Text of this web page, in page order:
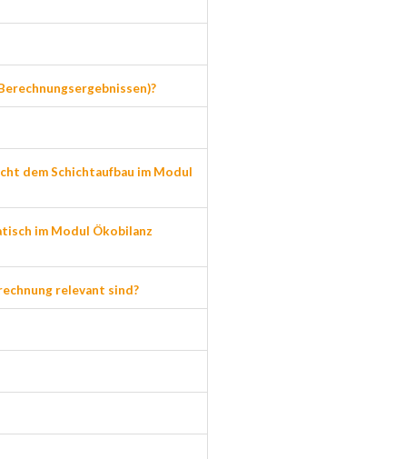
dem Schichtaufbau im Modul
im Modul Ökobilanz
relevant sind?